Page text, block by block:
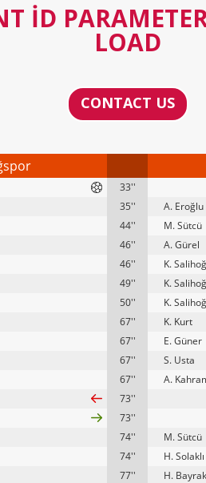
ID
LOAD
CONTACT US
33''
35''
A. Eroğlu
44''
M. Sütcü
46''
A. Gürel
46''
K.
49''
K.
50''
K.
67''
K. Kurt
67''
E. Güner
67''
S. Usta
67''
A.
73''
73''
74''
M. Sütcü
74''
H. Solaklı
77''
H.